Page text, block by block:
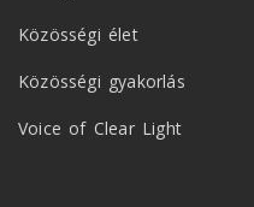
Közösségi élet
Közösségi gyakorlás
Voice of Clear Light